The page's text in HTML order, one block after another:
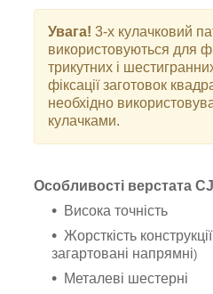
Увага! 3-х кулачковий
використовуються для
трикутних і
фіксації заготовок
необхідно
кулачками.
Особливості верстата
Висока точність
Жорсткість конструкції
загартовані напрямні)
Металеві шестерні